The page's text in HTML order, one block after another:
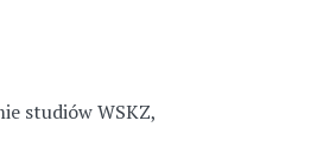
studiów WSKZ,